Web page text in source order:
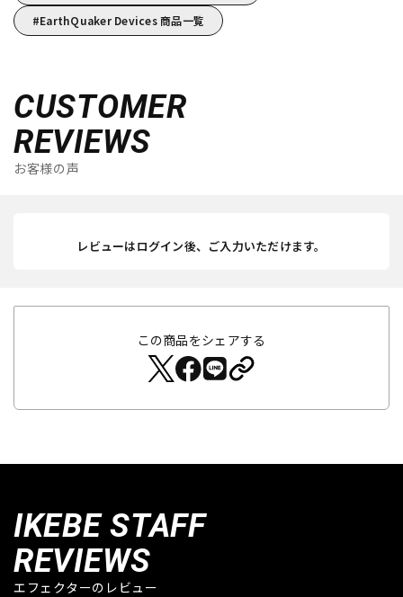
EarthQuaker Devices 商品一覧
CUSTOMER
REVIEWS
お客様の声
レビューはログイン後、ご入力いただけます。
この商品をシェアする
IKEBE STAFF
REVIEWS
エフェクターのレビュー